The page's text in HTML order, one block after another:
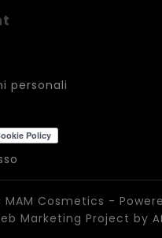
personali
Cosmetics -
Marketing Project by